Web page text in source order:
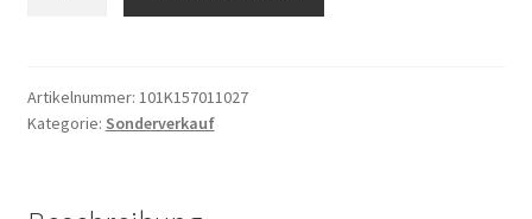
Menge
Artikelnummer: 101K157011027
Kategorie: Sonderverkauf